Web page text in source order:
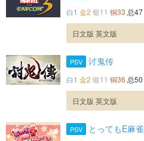
白1 金2 银11 铜33 总47
日文版 英文版
PSV 讨鬼传
白1 金2 银11 铜36 总50
日文版 英文版
PSV とってもE麻雀